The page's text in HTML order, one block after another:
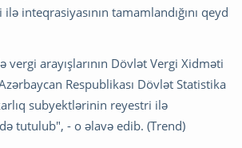
inteqrasiyasının tamamlandığını qeyd
vergi arayışlarının Dövlət Vergi Xidməti
Respublikası Dövlət Statistika
subyektlərinin reyestri ilə
tutulub", - o əlavə edib. (Trend)